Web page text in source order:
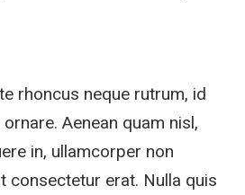
rhoncus neque rutrum, id
Aenean quam nisl,
in, ullamcorper non
consectetur erat. Nulla quis